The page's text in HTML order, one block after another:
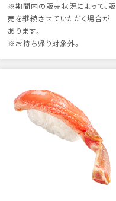
※期間内の販売状況によって、販
売を継続させていただく場合が
あります。
※お持ち帰り対象外。